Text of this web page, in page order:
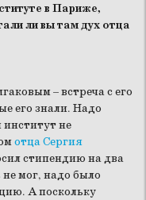
в Париже,
ли вы там дух отца
– встреча с его
его знали. Надо
институт не
отца Сергия
стипендию на два
мог, надо было
А поскольку